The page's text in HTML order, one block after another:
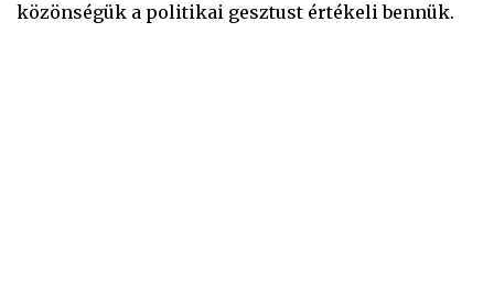
közönségük a politikai gesztust értékeli bennük.